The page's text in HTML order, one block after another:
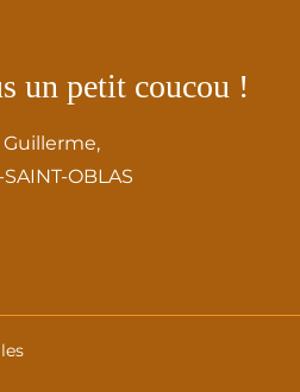
un petit coucou !
OBLAS